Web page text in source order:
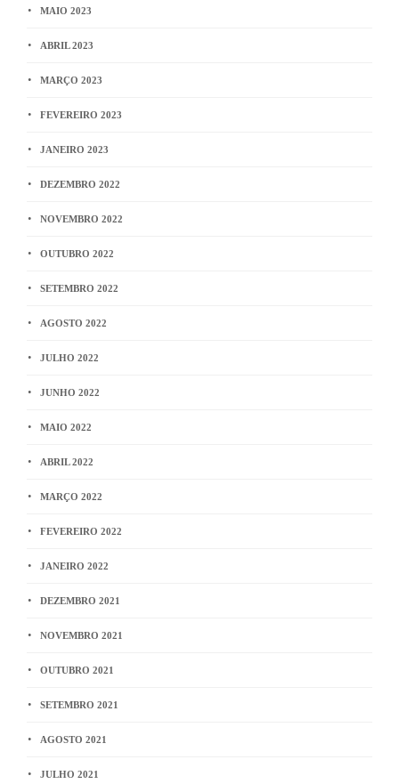
MAIO 2023
ABRIL 2023
MARÇO 2023
FEVEREIRO 2023
JANEIRO 2023
DEZEMBRO 2022
NOVEMBRO 2022
OUTUBRO 2022
SETEMBRO 2022
AGOSTO 2022
JULHO 2022
JUNHO 2022
MAIO 2022
ABRIL 2022
MARÇO 2022
FEVEREIRO 2022
JANEIRO 2022
DEZEMBRO 2021
NOVEMBRO 2021
OUTUBRO 2021
SETEMBRO 2021
AGOSTO 2021
JULHO 2021